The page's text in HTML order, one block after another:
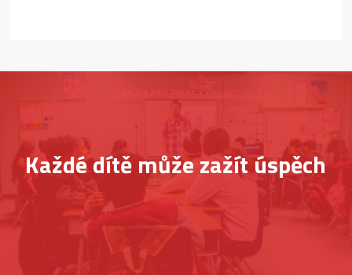
Každé dítě může zažít úspěch